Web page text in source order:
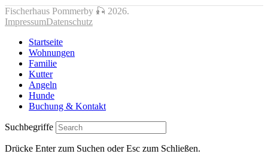
Fischerhaus Pommerby 🎣 2026.
ImpressumDatenschutz
Startseite
Wohnungen
Familie
Kutter
Angeln
Hunde
Buchung & Kontakt
Suchbegriffe
Drücke Enter zum Suchen oder Esc zum Schließen.